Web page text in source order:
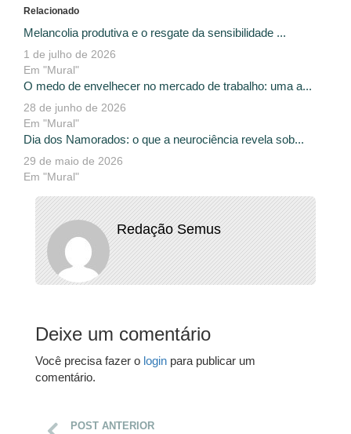
Relacionado
Melancolia produtiva e o resgate da sensibilidade ...
1 de julho de 2026
Em "Mural"
O medo de envelhecer no mercado de trabalho: uma a...
28 de junho de 2026
Em "Mural"
Dia dos Namorados: o que a neurociência revela sob...
29 de maio de 2026
Em "Mural"
Redação Semus
Deixe um comentário
Você precisa fazer o login para publicar um
comentário.
POST ANTERIOR